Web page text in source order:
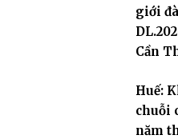
giới
Cần
Huế:
chuỗi
năm